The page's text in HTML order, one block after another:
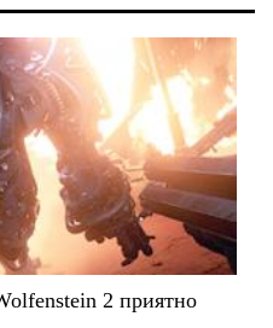
2 приятно